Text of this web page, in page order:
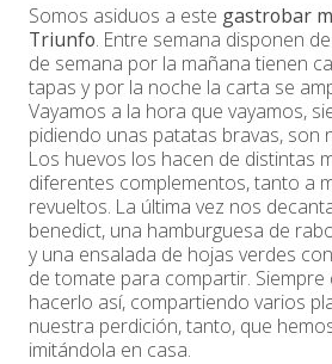
Somos asiduos a este gastrobar
Triunfo. Entre semana disponen
de semana por la mañana tienen
tapas y por la noche la carta se
Vayamos a la hora que vayamos,
pidiendo unas patatas bravas, son
Los huevos los hacen de distintas
diferentes complementos, tanto a
revueltos. La última vez nos
benedict, una hamburguesa de
y una ensalada de hojas verdes
de tomate para compartir.
hacerlo así, compartiendo varios
nuestra perdición, tanto, que
imitándola en casa.